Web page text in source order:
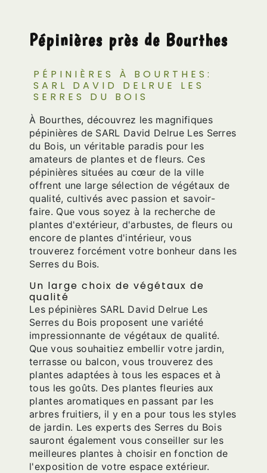
Pépinières près de Bourthes
PÉPINIÈRES À BOURTHES:
SARL DAVID DELRUE LES
SERRES DU BOIS
À Bourthes, découvrez les magnifiques
pépinières de SARL David Delrue Les Serres
du Bois, un véritable paradis pour les
amateurs de plantes et de fleurs. Ces
pépinières situées au cœur de la ville
offrent une large sélection de végétaux de
qualité, cultivés avec passion et savoir-
faire. Que vous soyez à la recherche de
plantes d'extérieur, d'arbustes, de fleurs ou
encore de plantes d'intérieur, vous
trouverez forcément votre bonheur dans les
Serres du Bois.
Un large choix de végétaux de
qualité
Les pépinières SARL David Delrue Les
Serres du Bois proposent une variété
impressionnante de végétaux de qualité.
Que vous souhaitiez embellir votre jardin,
terrasse ou balcon, vous trouverez des
plantes adaptées à tous les espaces et à
tous les goûts. Des plantes fleuries aux
plantes aromatiques en passant par les
arbres fruitiers, il y en a pour tous les styles
de jardin. Les experts des Serres du Bois
sauront également vous conseiller sur les
meilleures plantes à choisir en fonction de
l'exposition de votre espace extérieur.